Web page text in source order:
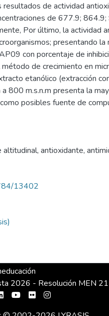
de actividad
de 677.9;
Por último, la actividad
presentando la
con porcentaje de
de crecimiento en
etanólico (extracción
800 m.s.n.m presenta la
posibles fuente de
altitudinal, antioxidante,
13402
2026 - Resolución MEN